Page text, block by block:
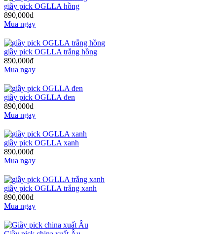
giầy pick OGLLA hồng
890,000đ
Mua ngay
giầy pick OGLLA trắng hồng
890,000đ
Mua ngay
giầy pick OGLLA đen
890,000đ
Mua ngay
giầy pick OGLLA xanh
890,000đ
Mua ngay
giầy pick OGLLA trắng xanh
890,000đ
Mua ngay